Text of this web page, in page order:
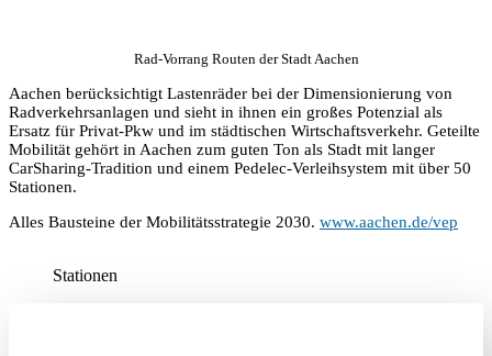
Rad-Vorrang Routen der Stadt Aachen
Aachen berücksichtigt Lastenräder bei der Dimensionierung von
Radverkehrsanlagen und sieht in ihnen ein großes Potenzial als
Ersatz für Privat-Pkw und im städtischen Wirtschaftsverkehr. Geteilte
Mobilität gehört in Aachen zum guten Ton als Stadt mit langer
CarSharing-Tradition und einem Pedelec-Verleihsystem mit über 50
Stationen.
Alles Bausteine der Mobilitätsstrategie 2030. www.aachen.de/vep
Stationen